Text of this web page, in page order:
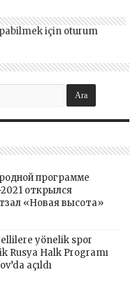
için oturum
программе
открылся
«Новая высота»
yönelik spor
Rusya Halk Programı
açıldı